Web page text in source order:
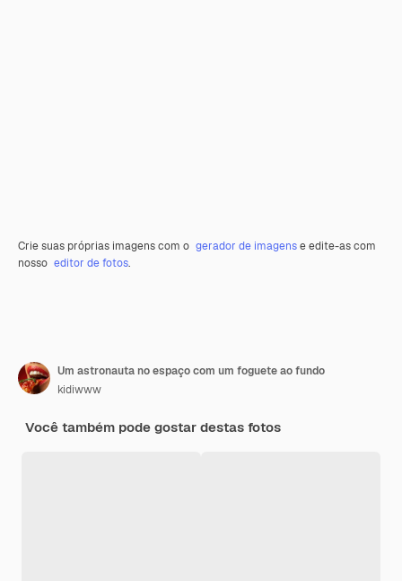
Crie suas próprias imagens com o gerador de imagense edite-as com
nosso editor de fotos.
Um astronauta no espaço com um foguete ao fundo
kidiwww
Você também pode gostar destas fotos